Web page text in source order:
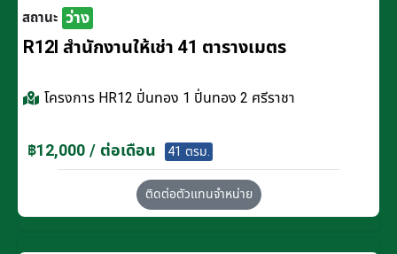
สถานะ ว่าง
R12I สำนักงานให้เช่า 41 ตารางเมตร
โครงการ HR12 ปิ่นทอง 1 ปิ่นทอง 2 ศรีราชา
฿12,000 / ต่อเดือน 41 ตรม.
ติดต่อตัวแทนจำหน่าย